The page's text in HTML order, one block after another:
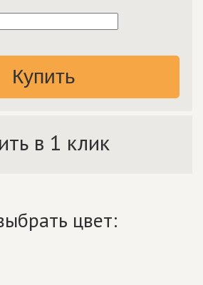
Купить
в 1 клик
цвет: